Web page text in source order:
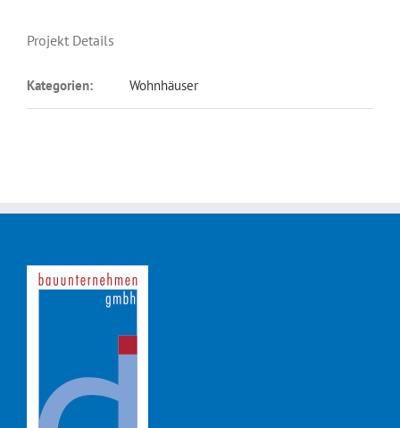
Projekt Details
Kategorien: Wohnhäuser